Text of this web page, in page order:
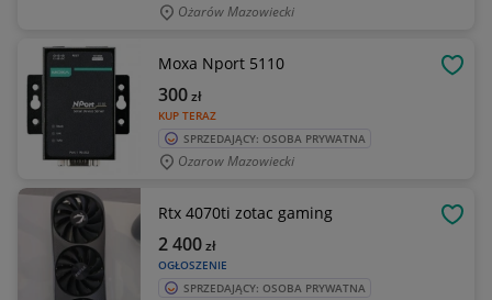
Ożarów Mazowiecki
Moxa Nport 5110
KUP TERAZ
300zł
SPRZEDAJĄCY: OSOBA PRYWATNA
Ozarow Mazowiecki
Rtx 4070ti zotac gaming
OGŁOSZENIE
2 400zł
SPRZEDAJĄCY: OSOBA PRYWATNA